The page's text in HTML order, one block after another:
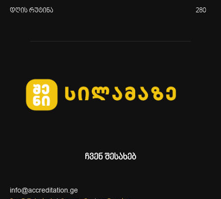
დღის რუტინა 280
ჩვენ შესახებ
info@accreditation.ge